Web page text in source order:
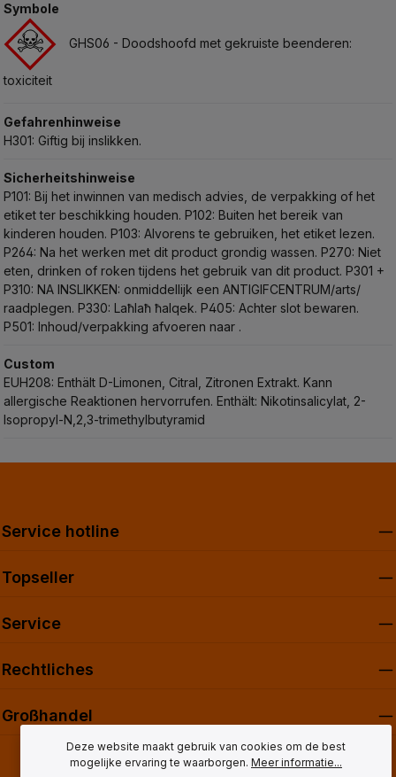
Symbole
GHS06 - Doodshoofd met gekruiste beenderen:
toxiciteit
Gefahrenhinweise
H301: Giftig bij inslikken.
Sicherheitshinweise
P101: Bij het inwinnen van medisch advies, de verpakking of het
etiket ter beschikking houden.P102: Buiten het bereik van
kinderen houden.P103: Alvorens te gebruiken, het etiket lezen.
P264: Na het werken met dit product grondig wassen.P270: Niet
eten, drinken of roken tijdens het gebruik van dit product.P301 +
P310: NA INSLIKKEN: onmiddellijk een ANTIGIFCENTRUM/arts/
raadplegen.P330: Laħlaħ ħalqek.P405: Achter slot bewaren.
P501: Inhoud/verpakking afvoeren naar .
Custom
EUH208: Enthält D-Limonen, Citral, Zitronen Extrakt. Kann
allergische Reaktionen hervorrufen.Enthält: Nikotinsalicylat, 2-
Isopropyl-N,2,3-trimethylbutyramid
Service hotline
Topseller
Service
Rechtliches
Großhandel
Deze website maakt gebruik van cookies om de best
mogelijke ervaring te waarborgen. Meer informatie...